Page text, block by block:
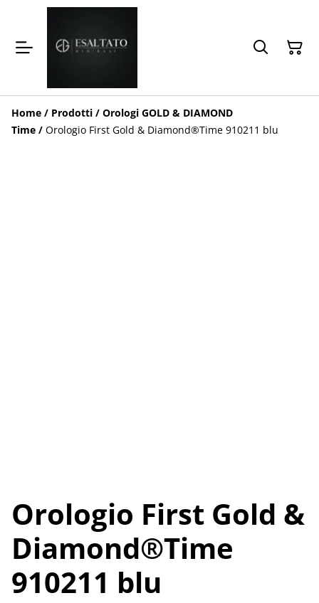
Home / Prodotti / Orologi GOLD & DIAMOND
Time / Orologio First Gold & Diamond®️Time 910211 blu
Orologio First Gold &
Diamond®️Time
910211 blu